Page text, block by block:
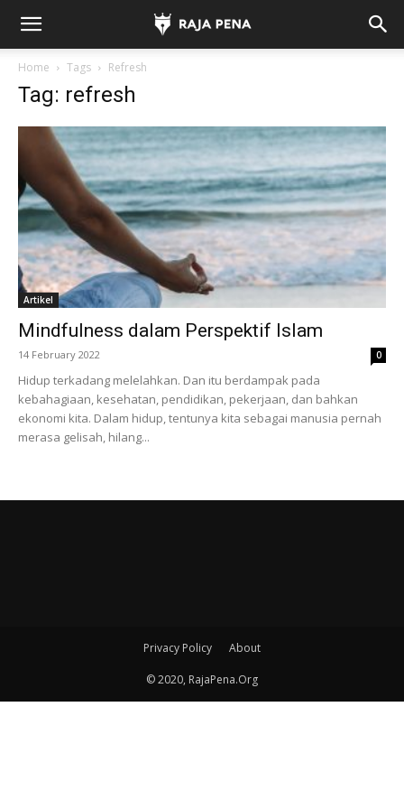
Home Tags Refresh
Tag: refresh
Artikel
Mindfulness dalam Perspektif Islam
14 February 2022 0
Hidup terkadang melelahkan. Dan itu berdampak pada
kebahagiaan, kesehatan, pendidikan, pekerjaan, dan bahkan
ekonomi kita. Dalam hidup, tentunya kita sebagai manusia pernah
merasa gelisah, hilang...
Privacy Policy About
© 2020, RajaPena.Org